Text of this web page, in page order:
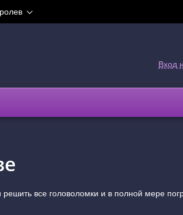
Вход
все головоломки и в полной мере